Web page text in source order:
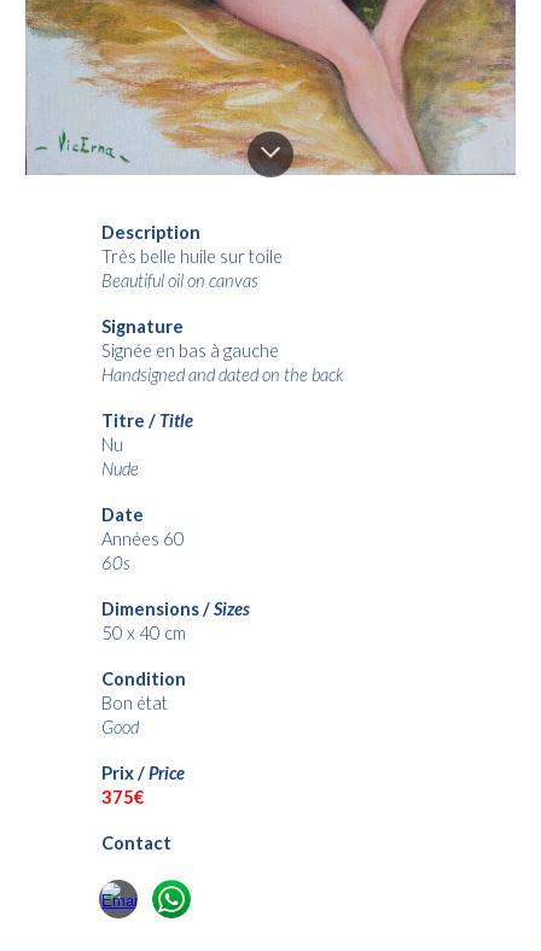
Description
Très belle huile sur toile
Beautiful oil on canvas
Signature
Signée en bas à gauche
Handsigned and dated on the back
Titre / Title
Nu
Nude
Date
Années 60
60s
Dimensions /Sizes
50 x 40 cm
Condition
Bon état
Good
Prix /Price
375€
Contact